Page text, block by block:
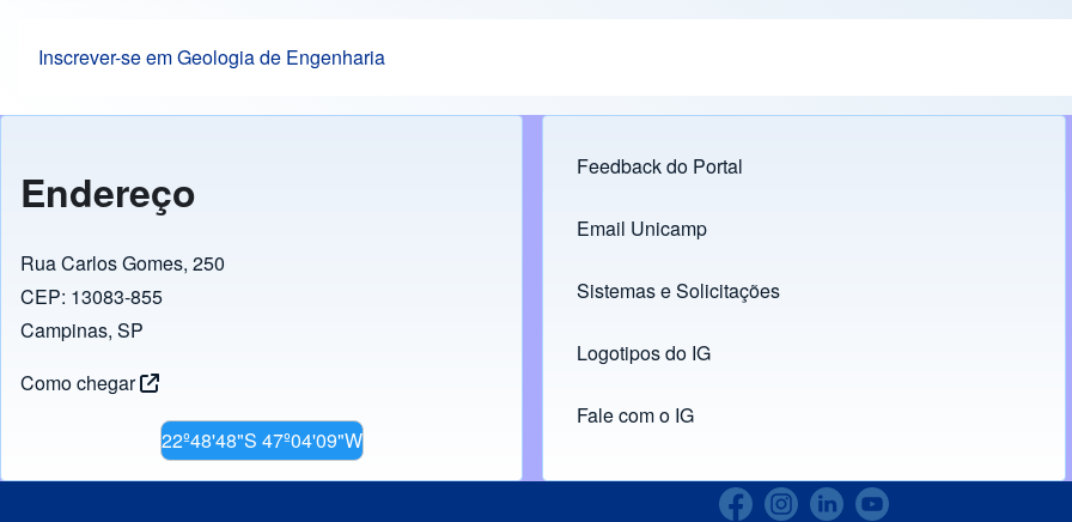
Inscrever-se em Geologia de Engenharia
Endereço
Rua Carlos Gomes, 250
CEP: 13083-855
Campinas, SP
Como chegar
22º48'48"S 47º04'09"W
Footer menu
Feedback do Portal
Links
Email Unicamp
(opens in new tab)
Sistemas e Solicitações
(opens in new tab)
Logotipos do IG
(opens in new tab)
Fale com o IG